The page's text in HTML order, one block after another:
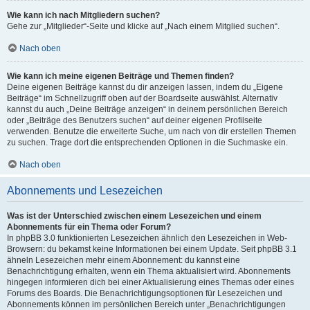
Wie kann ich nach Mitgliedern suchen?
Gehe zur „Mitglieder“-Seite und klicke auf „Nach einem Mitglied suchen“.
Nach oben
Wie kann ich meine eigenen Beiträge und Themen finden?
Deine eigenen Beiträge kannst du dir anzeigen lassen, indem du „Eigene
Beiträge“ im Schnellzugriff oben auf der Boardseite auswählst. Alternativ
kannst du auch „Deine Beiträge anzeigen“ in deinem persönlichen Bereich
oder „Beiträge des Benutzers suchen“ auf deiner eigenen Profilseite
verwenden. Benutze die erweiterte Suche, um nach von dir erstellen Themen
zu suchen. Trage dort die entsprechenden Optionen in die Suchmaske ein.
Nach oben
Abonnements und Lesezeichen
Was ist der Unterschied zwischen einem Lesezeichen und einem
Abonnements für ein Thema oder Forum?
In phpBB 3.0 funktionierten Lesezeichen ähnlich den Lesezeichen in Web-
Browsern: du bekamst keine Informationen bei einem Update. Seit phpBB 3.1
ähneln Lesezeichen mehr einem Abonnement: du kannst eine
Benachrichtigung erhalten, wenn ein Thema aktualisiert wird. Abonnements
hingegen informieren dich bei einer Aktualisierung eines Themas oder eines
Forums des Boards. Die Benachrichtigungsoptionen für Lesezeichen und
Abonnements können im persönlichen Bereich unter „Benachrichtigungen